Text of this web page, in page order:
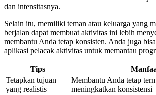
dan intensitasnya.
Selain itu, memiliki teman atau keluarga yang
berjalan dapat membuat aktivitas ini lebih
membantu Anda tetap konsisten. Anda juga
aplikasi pelacak aktivitas untuk memantau
Tips
Tetapkan tujuan
yang realistis
Membantu Anda tetap
meningkatkan konsistensi